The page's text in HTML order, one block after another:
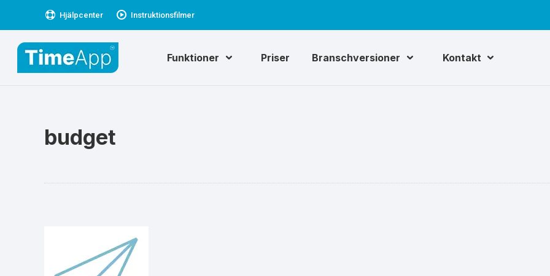
Hjälpcenter Instruktionsfilmer
Funktioner Priser Branschversioner Kontakt
budget